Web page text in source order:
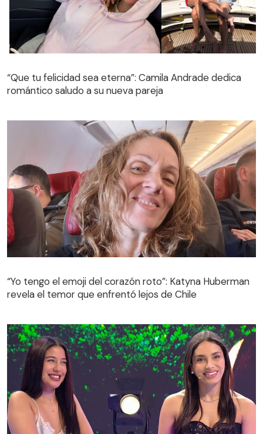
“Que tu felicidad sea eterna”: Camila Andrade dedica
romántico saludo a su nueva pareja
“Yo tengo el emoji del corazón roto”: Katyna Huberman
revela el temor que enfrentó lejos de Chile